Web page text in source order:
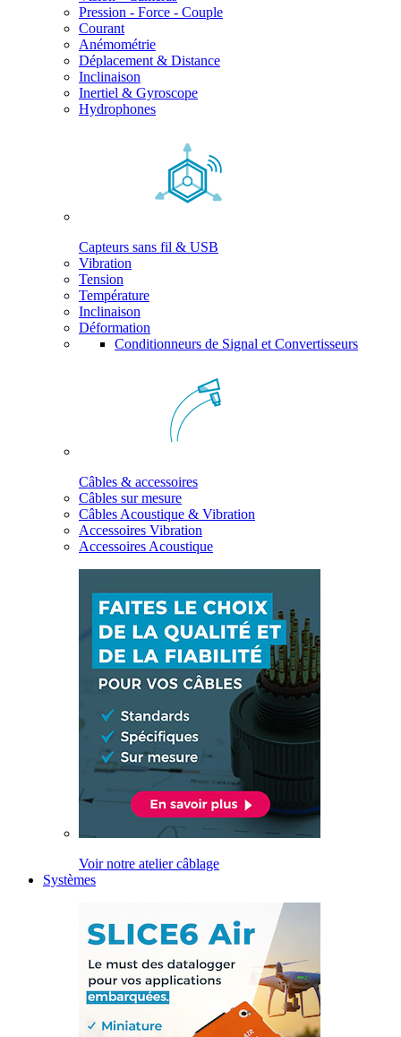
Pression - Force - Couple
Courant
Anémométrie
Déplacement & Distance
Inclinaison
Inertiel & Gyroscope
Hydrophones
Capteurs sans fil & USB
Vibration
Tension
Température
Inclinaison
Déformation
Conditionneurs de Signal et Convertisseurs
Câbles & accessoires
Câbles sur mesure
Câbles Acoustique & Vibration
Accessoires Vibration
Accessoires Acoustique
Voir notre atelier câblage
Systèmes